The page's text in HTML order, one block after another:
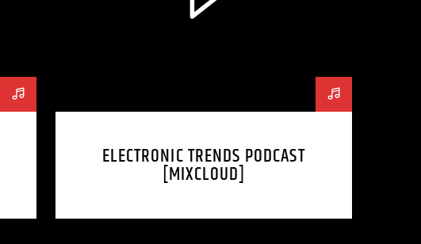
ELECTRONIC TRENDS PODCAST
[MIXCLOUD]